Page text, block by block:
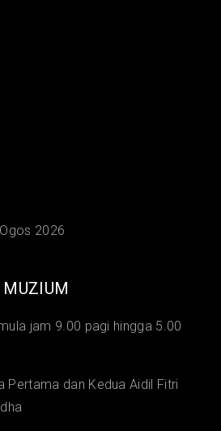
2026
MUZIUM
jam 9.00 pagi hingga 5.00
Pertama dan Kedua Aidil Fitri